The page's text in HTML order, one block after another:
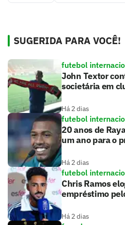
SUGERIDA PARA VOCÊ!
futebol
John Textor
societária em
Há 2 dias
futebol
20 anos de
um ano para o
Há 2 dias
futebol
Chris Ramos
empréstimo
Há 2 dias